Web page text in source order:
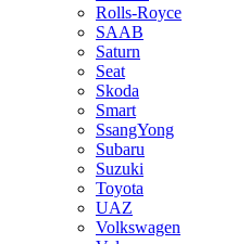
Rolls-Royce
SAAB
Saturn
Seat
Skoda
Smart
SsangYong
Subaru
Suzuki
Toyota
UAZ
Volkswagen